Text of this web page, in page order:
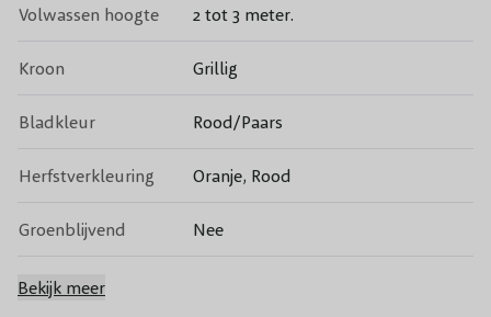
Volwassen hoogte 2 tot 3 meter.
Kroon Grillig
Bladkleur Rood/Paars
Herfstverkleuring Oranje, Rood
Groenblijvend Nee
Bloeikleur
Bekijk meer